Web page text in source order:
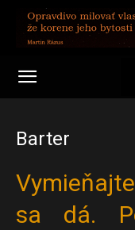
Barter
sa dá.